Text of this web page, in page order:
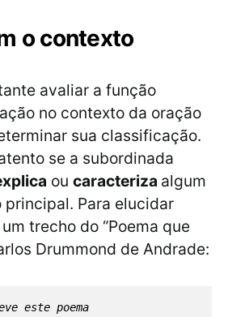
o contexto
avaliar a função
no contexto da oração
sua classificação.
se a subordinada
ou caracteriza algum
principal. Para elucidar
trecho do “Poema que
Drummond de Andrade:
este poema